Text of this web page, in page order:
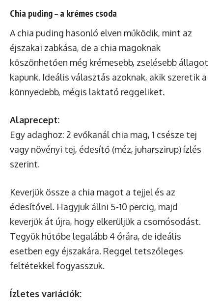
Chia puding – a krémes csoda
A chia puding hasonló elven működik, mint az
éjszakai zabkása, de a chia magoknak
köszönhetően még krémesebb, zselésebb állagot
kapunk. Ideális választás azoknak, akik szeretik a
könnyedebb, mégis laktató reggeliket.
Alaprecept:
Egy adaghoz: 2 evőkanál chia mag, 1 csésze tej
vagy növényi tej, édesítő (méz, juharszirup) ízlés
szerint.
Keverjük össze a chia magot a tejjel és az
édesítővel. Hagyjuk állni 5-10 percig, majd
keverjük át újra, hogy elkerüljük a csomósodást.
Tegyük hűtőbe legalább 4 órára, de ideális
esetben egy éjszakára. Reggel tetszőleges
feltétekkel fogyasszuk.
Ízletes variációk: